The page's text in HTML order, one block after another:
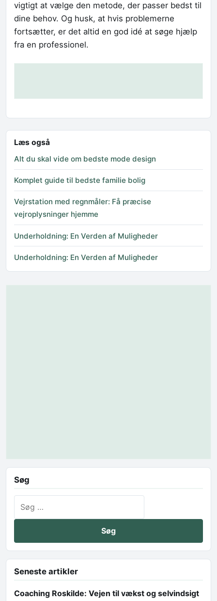
vigtigt at vælge den metode, der passer bedst til
dine behov. Og husk, at hvis problemerne
fortsætter, er det altid en god idé at søge hjælp
fra en professionel.
Læs også
Alt du skal vide om bedste mode design
Komplet guide til bedste familie bolig
Vejrstation med regnmåler: Få præcise
vejroplysninger hjemme
Underholdning: En Verden af Muligheder
Underholdning: En Verden af Muligheder
Søg
Seneste artikler
Coaching Roskilde: Vejen til vækst og selvindsigt